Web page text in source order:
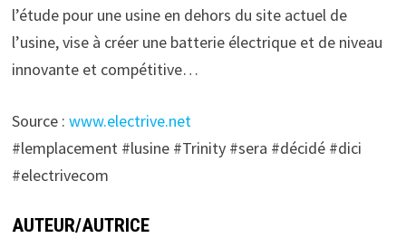
l’étude pour une usine en dehors du site actuel de
l’usine, vise à créer une batterie électrique et de niveau
innovante et compétitive…
Source : www.electrive.net
#lemplacement #lusine #Trinity #sera #décidé #dici
#electrivecom
AUTEUR/AUTRICE